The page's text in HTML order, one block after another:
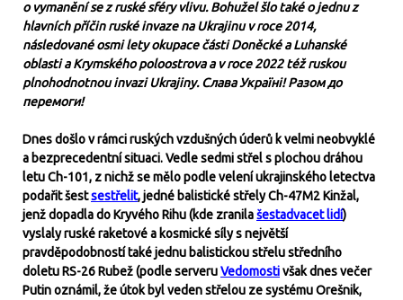
o vymanění se z ruské sféry vlivu. Bohužel šlo také o jednu z
hlavních příčin ruské invaze na Ukrajinu v roce 2014,
následované osmi lety okupace části Doněcké a Luhanské
oblasti a Krymského poloostrova a v roce 2022 též ruskou
plnohodnotnou invazi Ukrajiny. Слава Україні! Разом до
перемоги!
Dnes došlo v rámci ruských vzdušných úderů k velmi neobvyklé
a bezprecedentní situaci. Vedle sedmi střel s plochou dráhou
letu Ch-101, z nichž se mělo podle velení ukrajinského letectva
podařit šestsestřelit, jedné balistické střely Ch-47M2 Kinžal,
jenž dopadla do Kryvého Rihu (kde zranilašestadvacet lidí)
vyslaly ruské raketové a kosmické síly s největší
pravděpodobností také jednu balistickou střelu středního
doletu RS-26 Rubež (podle serveruVedomostivšak dnes večer
Putin oznámil, že útok byl veden střelou ze systému Orešnik,